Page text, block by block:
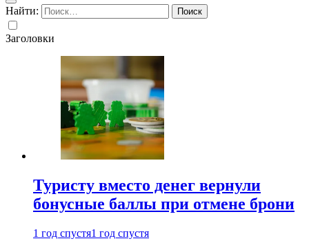
Найти:
Заголовки
Туристу вместо денег вернули
бонусные баллы при отмене брони
1 год спустя1 год спустя